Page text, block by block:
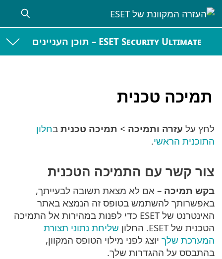
ESET Security Ultimate – תוכן העניינים
תמיכה טכנית
לחץ על עזרה ותמיכה > תמיכה טכנית בחלון
התוכנית הראשי.
צור קשר עם התמיכה הטכנית
בקש תמיכה – אם לא מצאת תשובה לבעייתך,
באפשרותך להשתמש בטופס זה הנמצא באתר
האינטרנט של ESET כדי לפנות במהירות אל התמיכה
הטכנית של ESET. החלון
שליחת נתוני תצורת
המערכת שלך יוצג לפני מילוי הטופס המקוון,
בהתבסס על ההגדרות שלך.